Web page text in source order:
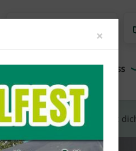
Sportangebote Fitness
Du befindest
× Close